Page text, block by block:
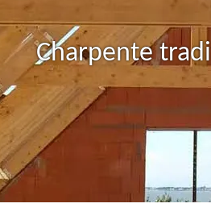
Charpente